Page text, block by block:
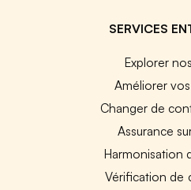
SERVICES
Explorer
Améliorer
Changer de
Assurance
Harmonisation
Vérification de